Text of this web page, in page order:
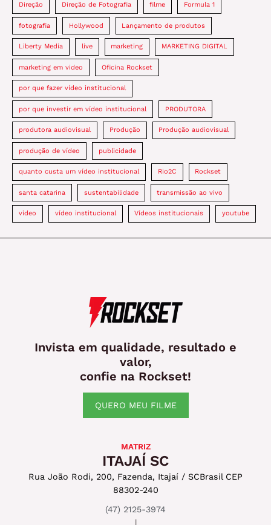
Direção Direção de Fotografia filme Formula 1
fotografia Hollywood Lançamento de produtos
Liberty Media live marketing MARKETING DIGITAL
marketing em video Oficina Rockset
por que fazer vídeo institucional
por que investir em vídeo institucional PRODUTORA
produtora audiovisual Produção Produção audiovisual
produção de vídeo publicidade
quanto custa um vídeo institucional Rio2C Rockset
santa catarina sustentabilidade transmissão ao vivo
video vídeo institucional Vídeos institucionais youtube
Invista em qualidade, resultado e
valor,
confie na Rockset!
QUERO MEU FILME
MATRIZ
ITAJAÍ SC
Rua João Rodi, 200, Fazenda, Itajaí / SCBrasil CEP
88302-240
(47) 2125-3974
|